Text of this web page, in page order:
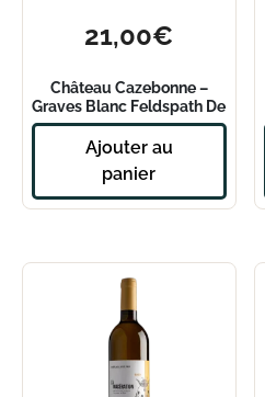
21,00€
Château Cazebonne –
Graves Blanc Feldspath De
Peyron 2020
Ajouter au
panier